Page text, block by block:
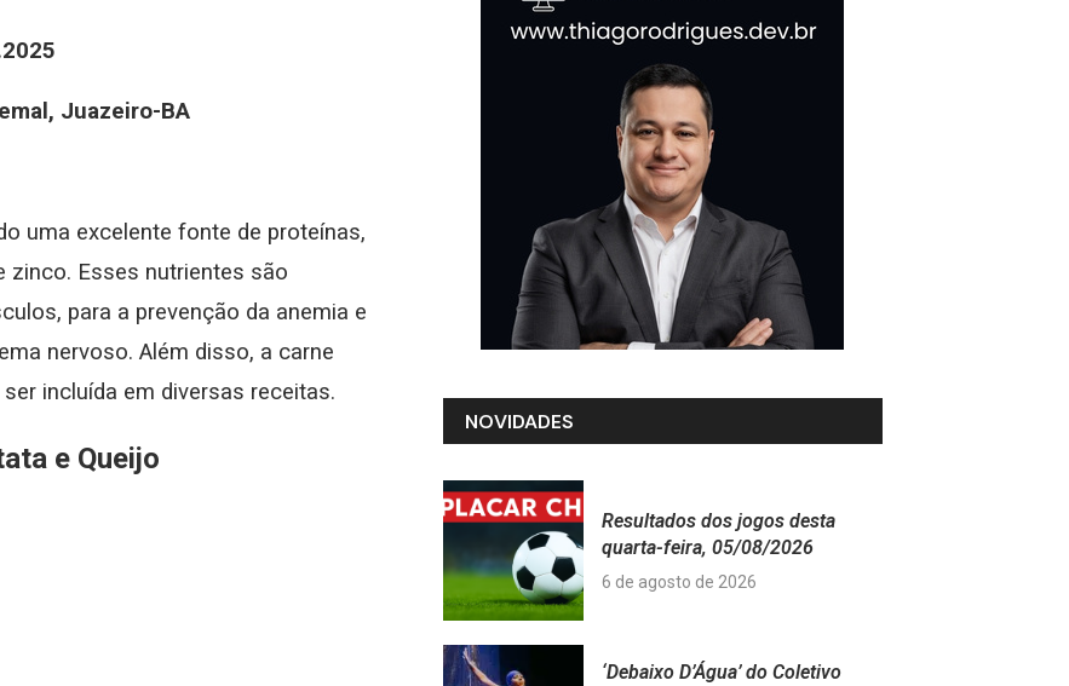
Juazeiro-BA
uma excelente fonte de proteínas,
zinco. Esses nutrientes são
para a prevenção da anemia e
nervoso. Além disso, a carne
incluída em diversas receitas.
e Queijo
NOVIDADES
Resultados dos jogos desta
quarta-feira, 05/08/2026
6 de agosto de 2026
‘Debaixo D’Água’ do Coletivo